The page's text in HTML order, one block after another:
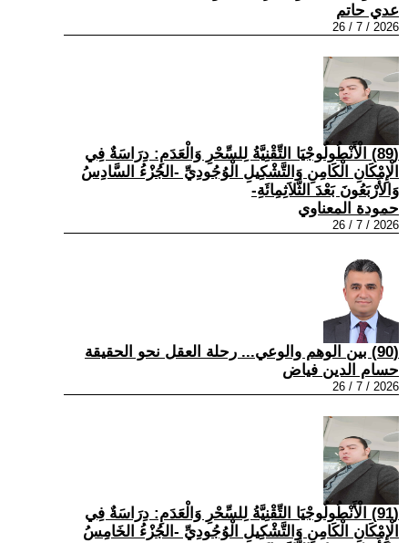
عدي حاتم
2026 / 7 / 26
(89) الْأَنْطُولُوجْيَا التِّقْنِيَّةُ لِلسِّحْرِ وَالْعَدَمِ: دِرَاسَةٌ فِي
الْإِمْكَانِ الْكَامِنِ وَالتَّشْكِيلِ الْوُجُودِيِّ -الجُزْءُ السَّادِسُ
وَالأَرْبَعُونَ بَعْدَ الثَّلاَثِمِائَةِ-
حمودة المعناوي
2026 / 7 / 26
(90) بين الوهم والوعي... رحلة العقل نحو الحقيقة
حسام الدين فياض
2026 / 7 / 26
(91) الْأَنْطُولُوجْيَا التِّقْنِيَّةُ لِلسِّحْرِ وَالْعَدَمِ: دِرَاسَةٌ فِي
الْإِمْكَانِ الْكَامِنِ وَالتَّشْكِيلِ الْوُجُودِيِّ -الجُزْءُ الخَامِسُ